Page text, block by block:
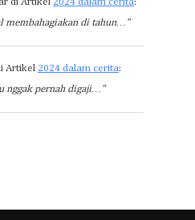
di Artikel 2024 dalam cerita:
membahagiakan di tahun…”
Artikel 2024 dalam cerita:
nggak pernah digaji…”